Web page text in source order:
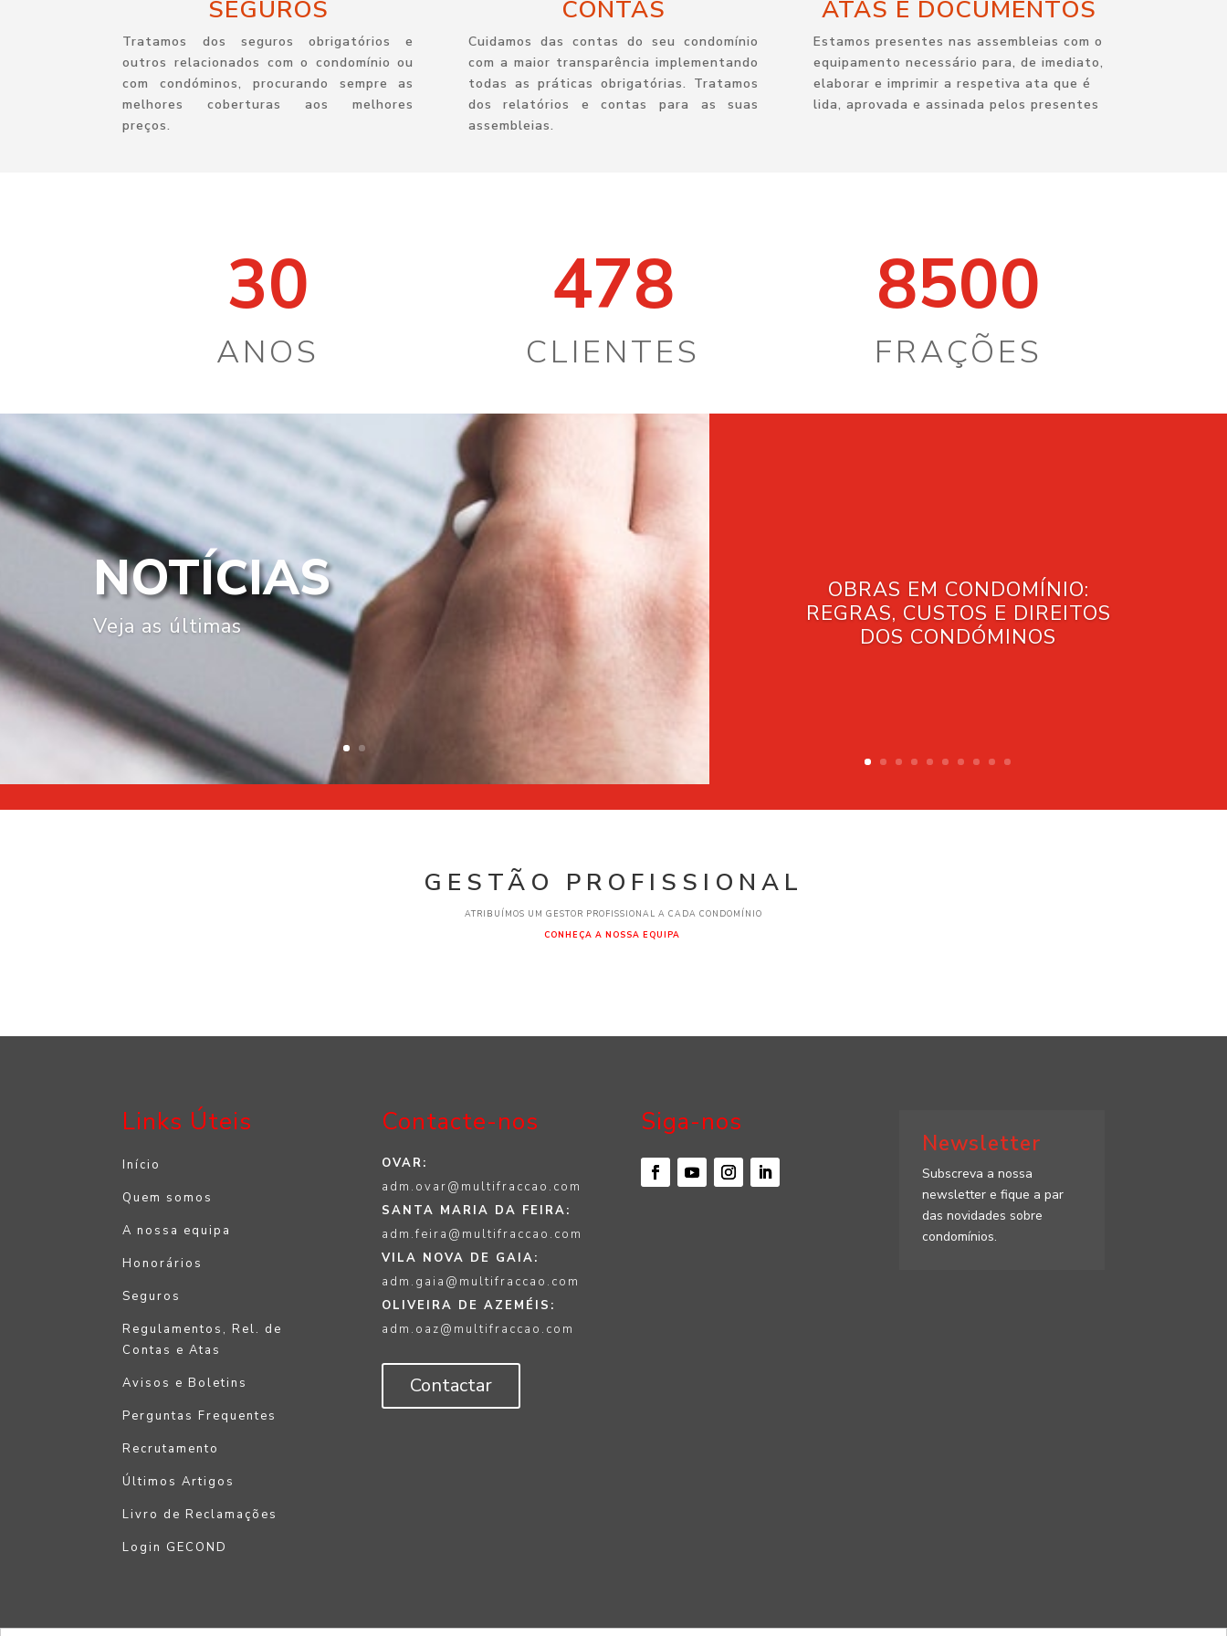
SEGUROS
Tratamos dos seguros obrigatórios e
outros relacionados com o condomínio ou
com condóminos, procurando sempre as
melhores coberturas aos melhores
preços.
CONTAS
Cuidamos das contas do seu condomínio
com a maior transparência implementando
todas as práticas obrigatórias. Tratamos
dos relatórios e contas para as suas
assembleias.
ATAS E DOCUMENTOS
Estamos presentes nas assembleias com o
equipamento necessário para, de imediato,
elaborar e imprimir a respetiva ata que é
lida, aprovada e assinada pelos presentes
30
ANOS
478
CLIENTES
8500
FRAÇÕES
NOTÍCIAS
Veja as últimas
OBRAS EM CONDOMÍNIO:
REGRAS, CUSTOS E DIREITOS
DOS CONDÓMINOS
GESTÃO PROFISSIONAL
ATRIBUÍMOS UM GESTOR PROFISSIONAL A CADA CONDOMÍNIO
CONHEÇA A NOSSA EQUIPA
Links Úteis
Início
Quem somos
A nossa equipa
Honorários
Seguros
Regulamentos, Rel. de
Contas e Atas
Avisos e Boletins
Perguntas Frequentes
Recrutamento
Últimos Artigos
Livro de Reclamações
Login GECOND
Contacte-nos
OVAR:
adm.ovar@multifraccao.com
SANTA MARIA DA FEIRA:
adm.feira@multifraccao.com
VILA NOVA DE GAIA:
adm.gaia@multifraccao.com
OLIVEIRA DE AZEMÉIS:
adm.oaz@multifraccao.com
Contactar
Siga-nos
Newsletter
Subscreva a nossa
newsletter e fique a par
das novidades sobre
condomínios.